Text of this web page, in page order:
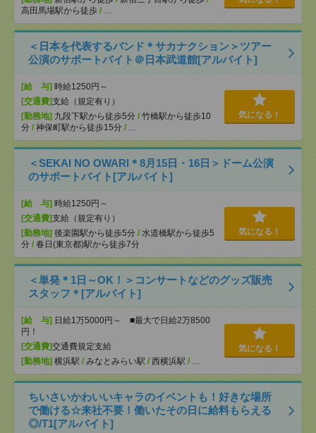
高田馬場駅から徒歩 / …
＜日本を代表するバンド＊サカナクション＞ツアー
公演のサポートバイト＠日本武道館[アルバイト]
[給 与] 時給1250円～
[交通費]支給（規定有り）
[勤務地] 九段下駅から徒歩5分 / 竹橋駅から徒歩10
分 / 神保町駅から徒歩15分 / …
気になる！
＜SEKAI NO OWARI＊8月15日・16日＞ドーム公演
のサポートバイト[アルバイト]
[給 与] 時給1250円～
[交通費]支給（規定有り）
[勤務地] 後楽園駅から徒歩5分 / 水道橋駅から徒歩5
分 / 春日(東京都)駅から徒歩7分
気になる！
＜単発＊1日～OK！＞コンサートなどのグッズ販売
スタッフ＊[アルバイト]
[給 与] 日給1万5000円～ ■最大で日給2万8500
円！
[交通費]交通費規定支給
[勤務地] 横浜駅 / みなとみらい駅 / 西横浜駅 / …
気になる！
ちいさいかわいいキャラのイベントも！好きな場所
で働ける☆来社不要！働いたその日に給料もらえる
◎/T1[アルバイト]